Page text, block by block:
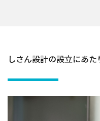
しさん設計の設立にあた